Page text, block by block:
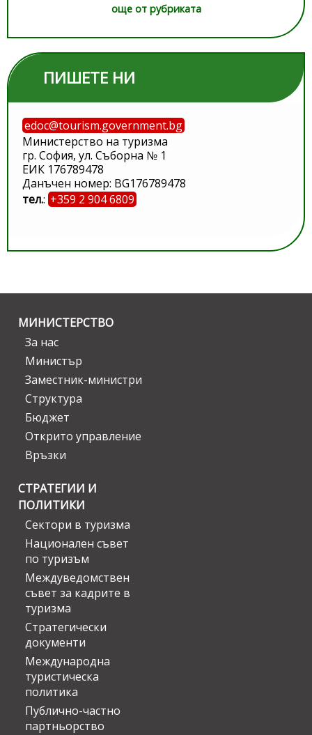
още от рубриката
ПИШЕТЕ НИ
edoc@tourism.government.bg
Министерство на туризма
гр. София, ул. Съборна № 1
ЕИК 176789478
Данъчен номер: BG176789478
тел.: +359 2 904 6809
МИНИСТЕРСТВО
За нас
Министър
Заместник-министри
Структура
Бюджет
Открито управление
Връзки
СТРАТЕГИИ И
ПОЛИТИКИ
Сектори в туризма
Национален съвет
по туризъм
Междуведомствен
съвет за кадрите в
туризма
Стратегически
документи
Международна
туристическа
политика
Публично-частно
партньорство